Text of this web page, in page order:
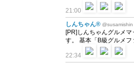
21:00
しんちゃん® @susamishin
[PR]しんちゃんグルメ
す。 基本「B級グルメ
22:34